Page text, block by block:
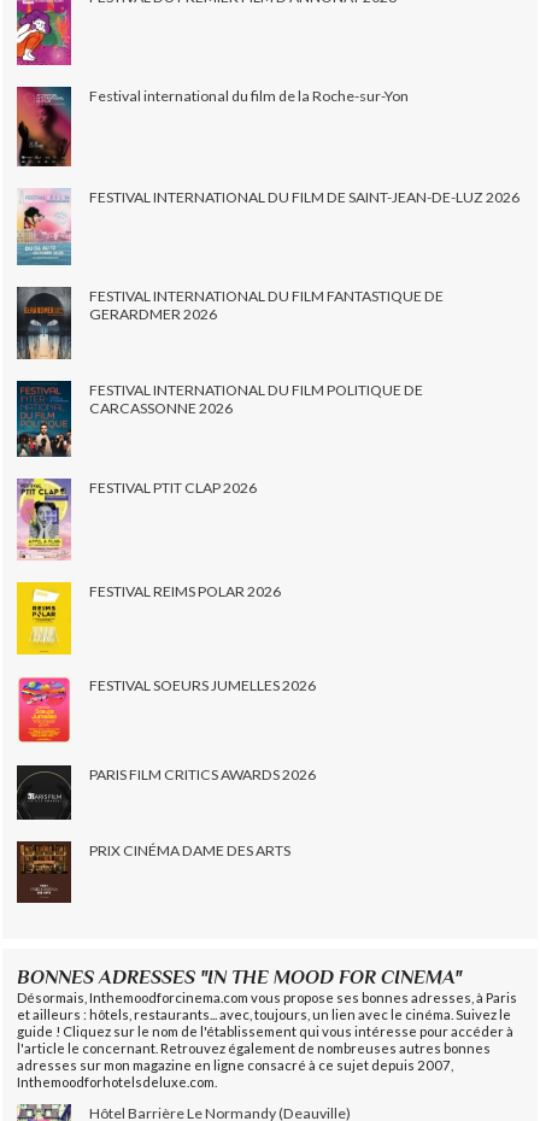
Festival international du film de la Roche-sur-Yon
FESTIVAL INTERNATIONAL DU FILM DE SAINT-JEAN-DE-LUZ 2026
FESTIVAL INTERNATIONAL DU FILM FANTASTIQUE DE
GERARDMER 2026
FESTIVAL INTERNATIONAL DU FILM POLITIQUE DE
CARCASSONNE 2026
FESTIVAL PTIT CLAP 2026
FESTIVAL REIMS POLAR 2026
FESTIVAL SOEURS JUMELLES 2026
PARIS FILM CRITICS AWARDS 2026
PRIX CINÉMA DAME DES ARTS
BONNES ADRESSES "IN THE MOOD FOR CINEMA"
Désormais, Inthemoodforcinema.com vous propose ses bonnes adresses, à Paris
et ailleurs : hôtels, restaurants... avec, toujours, un lien avec le cinéma. Suivez le
guide ! Cliquez sur le nom de l'établissement qui vous intéresse pour accéder à
l'article le concernant. Retrouvez également de nombreuses autres bonnes
adresses sur mon magazine en ligne consacré à ce sujet depuis 2007,
Inthemoodforhotelsdeluxe.com.
Hôtel Barrière Le Normandy (Deauville)